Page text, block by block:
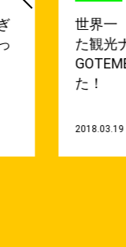
世界一
た観光
た！
2018.03.19